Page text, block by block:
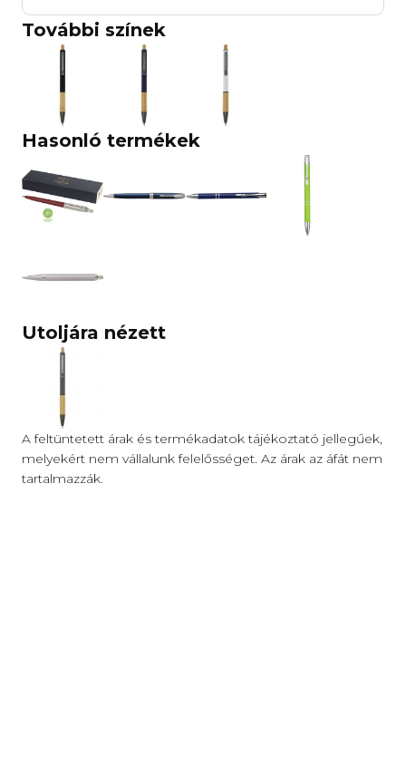
További színek
Hasonló termékek
Utoljára nézett
A feltüntetett árak és termékadatok tájékoztató jellegűek,
melyekért nem vállalunk felelősséget. Az árak az áfát nem
tartalmazzák.